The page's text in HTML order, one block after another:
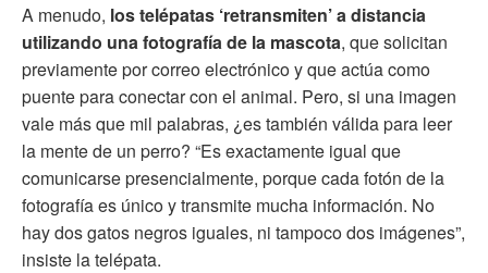
A menudo, los telépatas ‘retransmiten’ a distancia
utilizando una fotografía de la mascota, que solicitan
previamente por correo electrónico y que actúa como
puente para conectar con el animal. Pero, si una imagen
vale más que mil palabras, ¿es también válida para leer
la mente de un perro? “Es exactamente igual que
comunicarse presencialmente, porque cada fotón de la
fotografía es único y transmite mucha información. No
hay dos gatos negros iguales, ni tampoco dos imágenes”,
insiste la telépata.